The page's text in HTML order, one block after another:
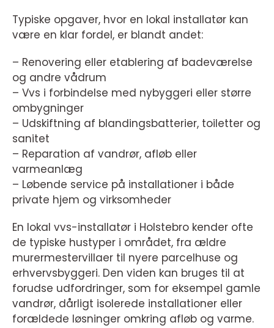
Typiske opgaver, hvor en lokal installatør kan
være en klar fordel, er blandt andet:
– Renovering eller etablering af badeværelse
og andre vådrum
– Vvs i forbindelse med nybyggeri eller større
ombygninger
– Udskiftning af blandingsbatterier, toiletter og
sanitet
– Reparation af vandrør, afløb eller
varmeanlæg
– Løbende service på installationer i både
private hjem og virksomheder
En lokal vvs-installatør i Holstebro kender ofte
de typiske hustyper i området, fra ældre
murermestervillaer til nyere parcelhuse og
erhvervsbyggeri. Den viden kan bruges til at
forudse udfordringer, som for eksempel gamle
vandrør, dårligt isolerede installationer eller
forældede løsninger omkring afløb og varme.